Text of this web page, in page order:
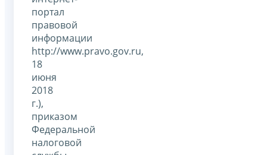
портал
правовой
информации
http://www.pravo.gov.ru,
18
июня
2018
г.),
приказом
Федеральной
налоговой